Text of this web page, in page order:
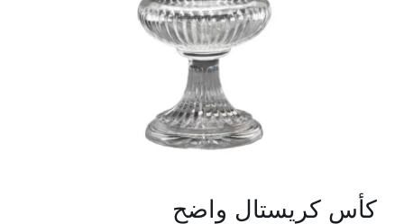
كأس كريستال واضح